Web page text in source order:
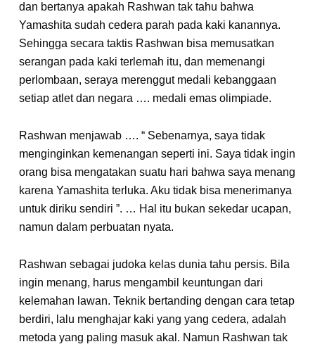
dan bertanya apakah Rashwan tak tahu bahwa
Yamashita sudah cedera parah pada kaki kanannya.
Sehingga secara taktis Rashwan bisa memusatkan
serangan pada kaki terlemah itu, dan memenangi
perlombaan, seraya merenggut medali kebanggaan
setiap atlet dan negara …. medali emas olimpiade.
Rashwan menjawab …. “ Sebenarnya, saya tidak
menginginkan kemenangan seperti ini. Saya tidak ingin
orang bisa mengatakan suatu hari bahwa saya menang
karena Yamashita terluka. Aku tidak bisa menerimanya
untuk diriku sendiri ”. … Hal itu bukan sekedar ucapan,
namun dalam perbuatan nyata.
Rashwan sebagai judoka kelas dunia tahu persis. Bila
ingin menang, harus mengambil keuntungan dari
kelemahan lawan. Teknik bertanding dengan cara tetap
berdiri, lalu menghajar kaki yang yang cedera, adalah
metoda yang paling masuk akal. Namun Rashwan tak